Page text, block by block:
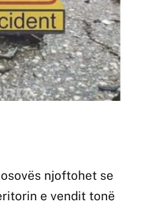
njoftohet se
e vendit tonë